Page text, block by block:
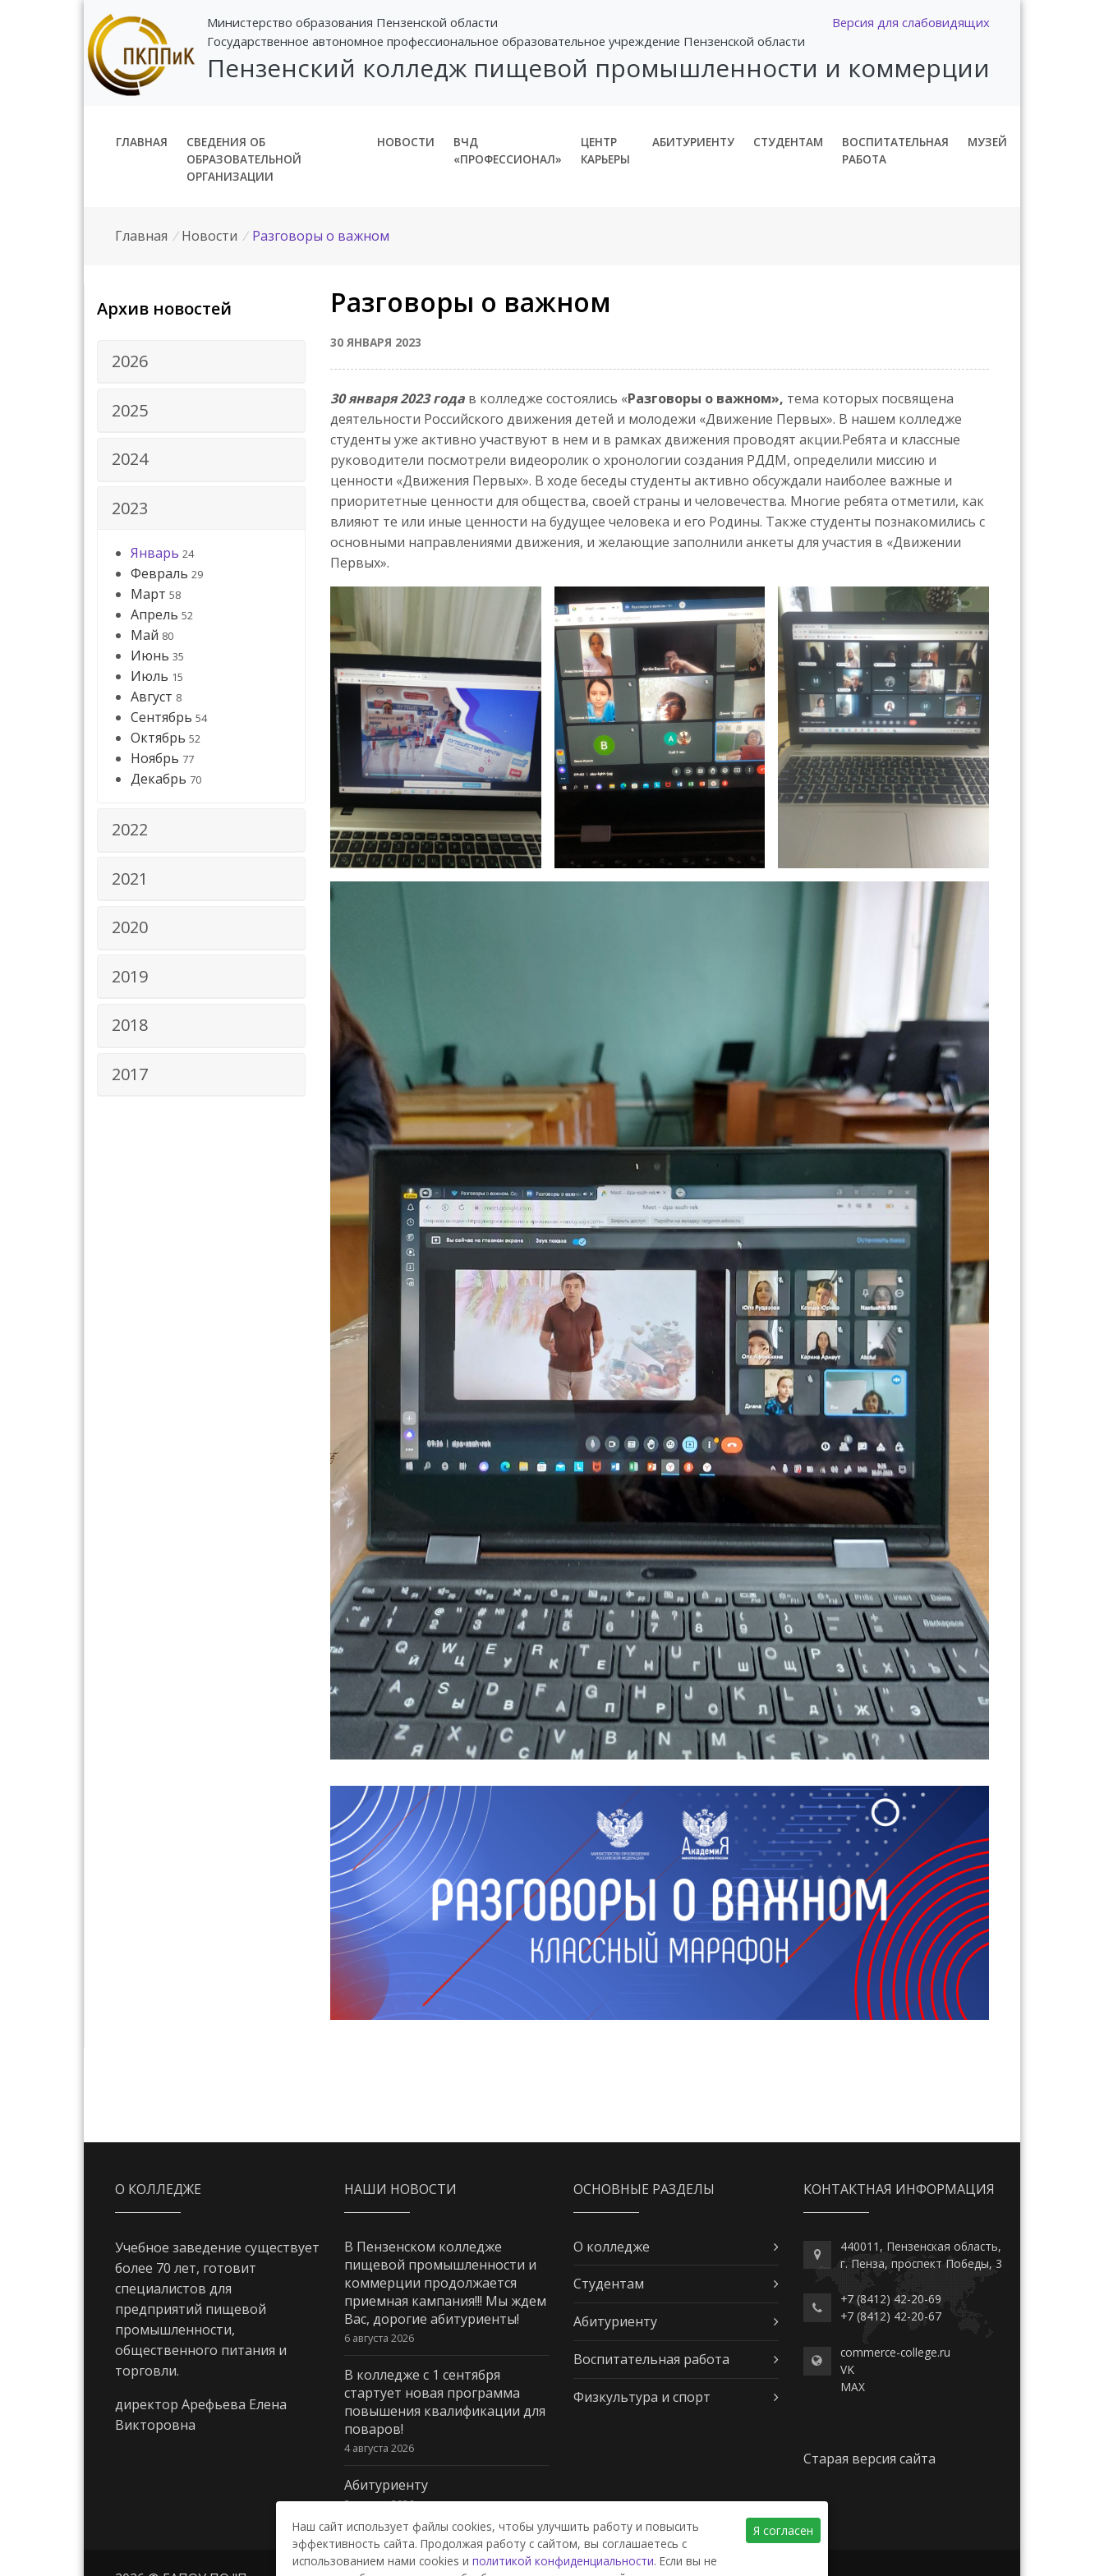
Версия для слабовидящих
Министерство образования Пензенской области
Государственное автономное профессиональное образовательное учреждение Пензенской области
Пензенский колледж пищевой промышленности и коммерции
ГЛАВНАЯ
СВЕДЕНИЯ ОБ
ОБРАЗОВАТЕЛЬНОЙ
ОРГАНИЗАЦИИ
НОВОСТИ
ВЧД
«ПРОФЕССИОНАЛ»
ЦЕНТР
КАРЬЕРЫ
АБИТУРИЕНТУ СТУДЕНТАМ
ВОСПИТАТЕЛЬНАЯ
РАБОТА
МУЗЕЙ
Главная / Новости / Разговоры о важном
Архив новостей
2026
2025
2024
2023
Январь 24
Февраль 29
Март 58
Апрель 52
Май 80
Июнь 35
Июль 15
Август 8
Сентябрь 54
Октябрь 52
Ноябрь 77
Декабрь 70
2022
2021
2020
2019
2018
2017
Разговоры о важном
30 ЯНВАРЯ 2023
30 января 2023 года в колледже состоялись «Разговоры о важном», тема которых посвящена
деятельности Российского движения детей и молодежи «Движение Первых». В нашем колледже
студенты уже активно участвуют в нем и в рамках движения проводят акции.Ребята и классные
руководители посмотрели видеоролик о хронологии создания РДДМ, определили миссию и
ценности «Движения Первых». В ходе беседы студенты активно обсуждали наиболее важные и
приоритетные ценности для общества, своей страны и человечества. Многие ребята отметили, как
влияют те или иные ценности на будущее человека и его Родины. Также студенты познакомились с
основными направлениями движения, и желающие заполнили анкеты для участия в «Движении
Первых».
О КОЛЛЕДЖЕ
Учебное заведение существует
более 70 лет, готовит
специалистов для
предприятий пищевой
промышленности,
общественного питания и
торговли.
директор Арефьева Елена
Викторовна
НАШИ НОВОСТИ
В Пензенском колледже
пищевой промышленности и
коммерции продолжается
приемная кампания!!! Мы ждем
Вас, дорогие абитуриенты!
6 августа 2026
В колледже с 1 сентября
стартует новая программа
повышения квалификации для
поваров!
4 августа 2026
Абитуриенту
3 августа 2026
ОСНОВНЫЕ РАЗДЕЛЫ
О колледже
Студентам
Абитуриенту
Воспитательная работа
Физкультура и спорт
КОНТАКТНАЯ ИНФОРМАЦИЯ
440011, Пензенская область,
г. Пенза, проспект Победы, 3
+7 (8412) 42-20-69
+7 (8412) 42-20-67
commerce-college.ru
VK
MAX
Старая версия сайта
Наш сайт использует файлы cookies, чтобы улучшить работу и повысить
эффективность сайта. Продолжая работу с сайтом, вы соглашаетесь с
использованием нами cookies и политикой конфиденциальности. Если вы не
Я согласен